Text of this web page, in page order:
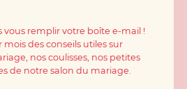
vous remplir votre boîte e-mail !
mois des conseils utiles sur
nos coulisses, nos petites
de notre salon du mariage.